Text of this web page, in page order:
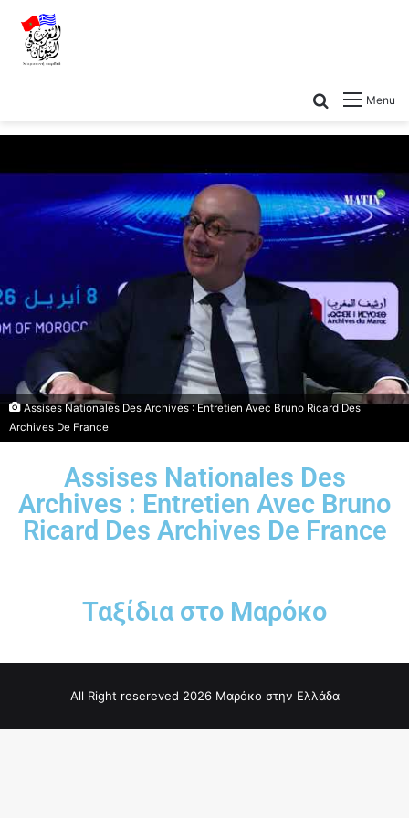
Menu
Assises Nationales Des Archives : Entretien Avec Bruno Ricard Des
Archives De France
Assises Nationales Des
Archives : Entretien Avec Bruno
Ricard Des Archives De France
Ταξίδια στο Μαρόκο
All Right resereved 2026 Μαρόκο στην Ελλάδα